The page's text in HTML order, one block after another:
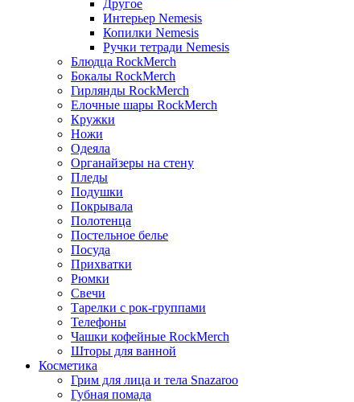
Другое
Интерьер Nemesis
Копилки Nemesis
Ручки тетради Nemesis
Блюдца RockMerch
Бокалы RockMerch
Гирлянды RockMerch
Елочные шары RockMerch
Кружки
Ножи
Одеяла
Органайзеры на стену
Пледы
Подушки
Покрывала
Полотенца
Постельное белье
Посуда
Прихватки
Рюмки
Свечи
Тарелки с рок-группами
Телефоны
Чашки кофейные RockMerch
Шторы для ванной
Косметика
Грим для лица и тела Snazaroo
Губная помада